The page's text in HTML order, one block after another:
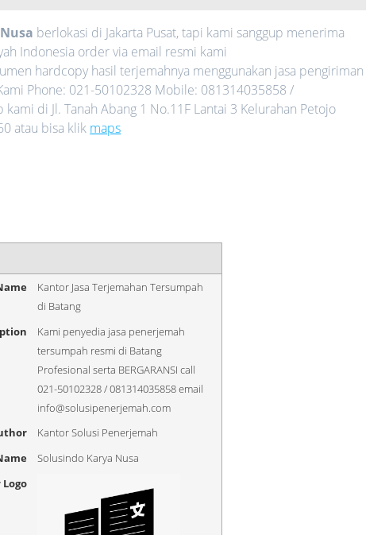
berlokasi di Jakarta Pusat, tapi kami sanggup menerima
Indonesia order via email resmi kami
hardcopy hasil terjemahnya menggunakan jasa pengiriman
Phone: 021-50102328 Mobile: 081314035858 /
di Jl. Tanah Abang 1 No.11F Lantai 3 Kelurahan Petojo
atau bisa klik maps
Kantor Jasa Terjemahan Tersumpah
di Batang
Kami penyedia jasa penerjemah
tersumpah resmi di Batang
Profesional serta BERGARANSI call
021-50102328 / 081314035858 email
info@solusipenerjemah.com
Kantor Solusi Penerjemah
Solusindo Karya Nusa